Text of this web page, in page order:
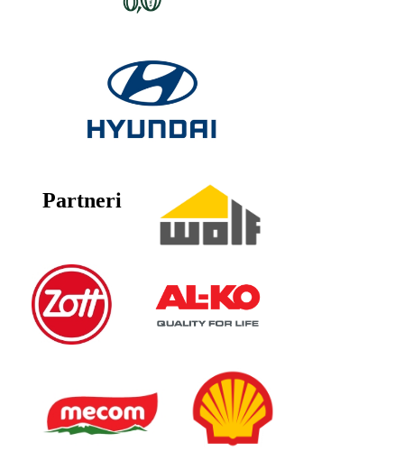
Partneri